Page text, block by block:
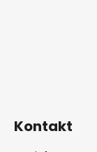
Kontakt